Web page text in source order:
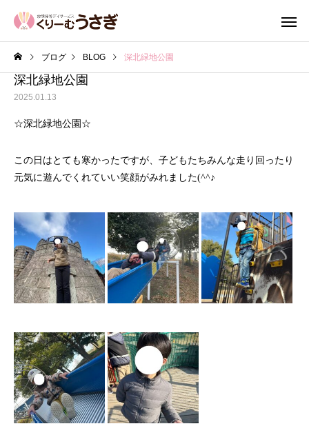
ブログ BLOG 深北緑地公園
深北緑地公園
2025.01.13
☆深北緑地公園☆
この日はとても寒かったですが、子どもたちみんな走り回ったり
元気に遊んでくれていい笑顔がみれました(^^♪